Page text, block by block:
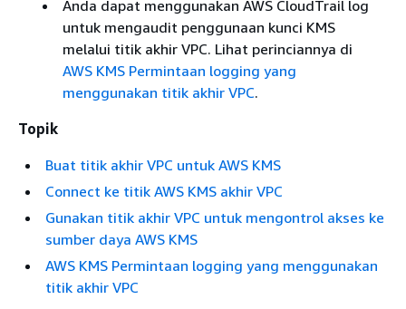
Anda dapat menggunakan AWS CloudTrail log
untuk mengaudit penggunaan kunci KMS
melalui titik akhir VPC. Lihat perinciannya di
AWS KMS Permintaan logging yang
menggunakan titik akhir VPC.
Topik
Buat titik akhir VPC untuk AWS KMS
Connect ke titik AWS KMS akhir VPC
Gunakan titik akhir VPC untuk mengontrol akses ke
sumber daya AWS KMS
AWS KMS Permintaan logging yang menggunakan
titik akhir VPC